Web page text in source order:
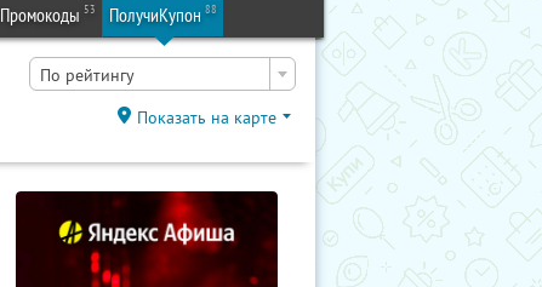
Промокоды 53 ПолучиКупон 88
По рейтингу
Показать на карте